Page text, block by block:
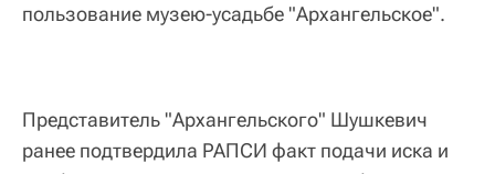
пользование музею-усадьбе "Архангельское".
Представитель "Архангельского" Шушкевич
ранее подтвердила РАПСИ факт подачи иска и